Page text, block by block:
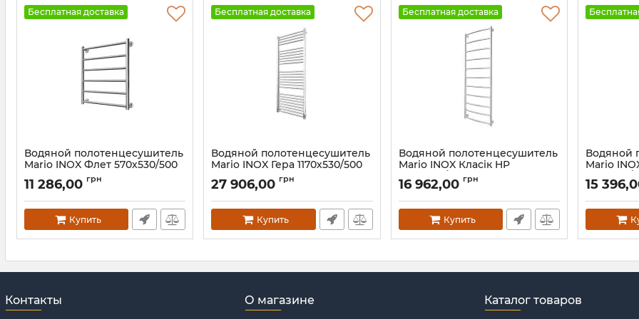
Бесплатная доставка
Водяной полотенцесушитель
Mario INOX Флет 570х530/500
Артикул:1.8.044563.P-G
11 286,00 грн
Купить
Бесплатная доставка
Водяной полотенцесушитель
Mario INOX Гера 1170х530/500
Артикул:1.7.044547.P-G
27 906,00 грн
Купить
Бесплатная доставка
Водяной полотенцесушитель
Mario INOX Класік HP
1500х530/500 бронза
Артикул:1.8.044573.P-br
16 962,00 грн
Купить
Водяной
Mario
Артикул:
15
Контакты О магазине Каталог товаров